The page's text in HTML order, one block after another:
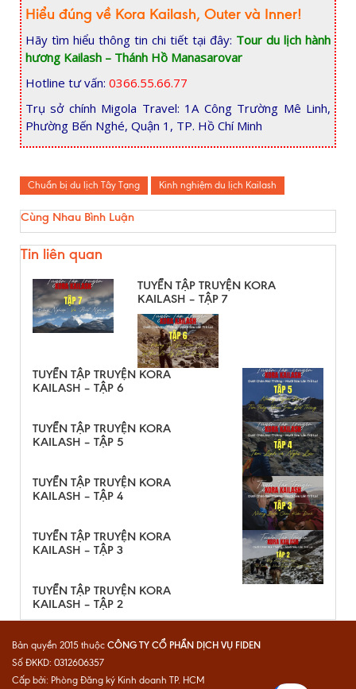
Hiểu đúng về Kora Kailash, Outer và Inner!
Hãy tìm hiểu thông tin chi tiết tại đây: Tour du lịch hành
hương Kailash – Thánh Hồ Manasarovar
Hotline tư vấn: 0366.55.66.77
Trụ sở chính Migola Travel: 1A Công Trường Mê Linh,
Phường Bến Nghé, Quận 1, TP. Hồ Chí Minh
Chuẩn bị du lịch Tây Tạng Kinh nghiệm du lịch Kailash
Cùng Nhau Bình Luận
Tin liên quan
TUYỂN TẬP TRUYỆN KORA
KAILASH – TẬP 7
TUYỂN TẬP TRUYỆN KORA
KAILASH – TẬP 6
TUYỂN TẬP TRUYỆN KORA
KAILASH – TẬP 5
TUYỂN TẬP TRUYỆN KORA
KAILASH – TẬP 4
TUYỂN TẬP TRUYỆN KORA
KAILASH – TẬP 3
TUYỂN TẬP TRUYỆN KORA
KAILASH – TẬP 2
Bản quyền 2015 thuộc CÔNG TY CỔ PHẦN DỊCH VỤ FIDEN
Số ĐKKD: 0312606357
Cấp bởi: Phòng Đăng ký Kinh doanh TP. HCM